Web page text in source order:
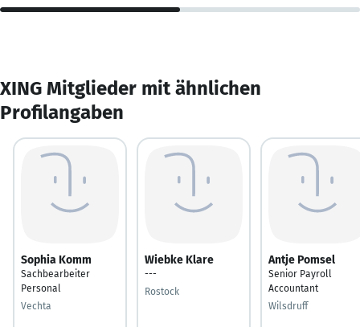
XING Mitglieder mit ähnlichen
Profilangaben
Sophia Komm
Sachbearbeiter
Personal
Vechta
Wiebke Klare
---
Rostock
Antje Pomsel
Senior Payroll
Accountant
Wilsdruff